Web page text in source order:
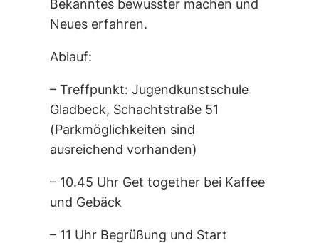
Bekanntes bewusster machen und
Neues erfahren.
Ablauf:
– Treffpunkt: Jugendkunstschule
Gladbeck, Schachtstraße 51
(Parkmöglichkeiten sind
ausreichend vorhanden)
– 10.45 Uhr Get together bei Kaffee
und Gebäck
– 11 Uhr Begrüßung und Start